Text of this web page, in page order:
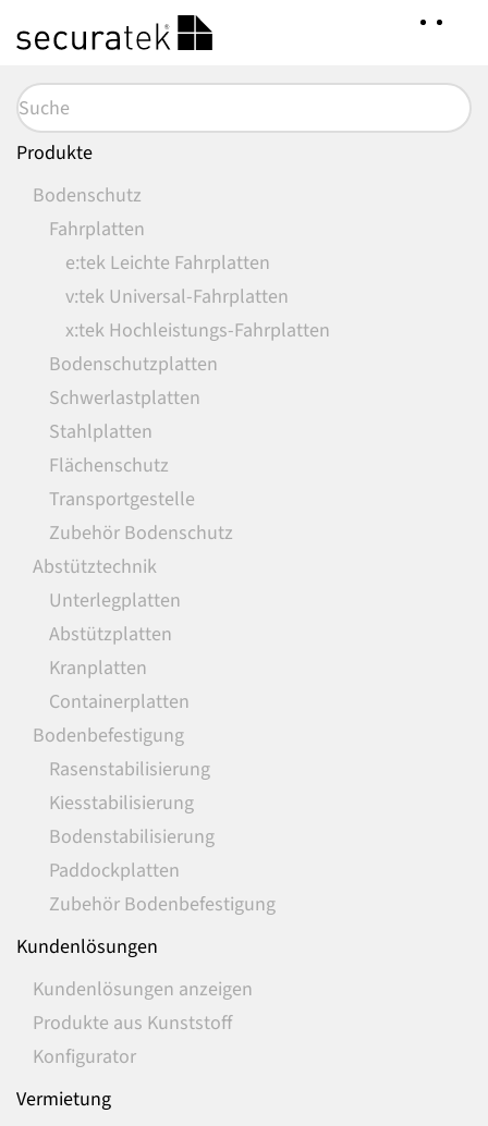
Hauptinhalt
springen
Produkte
Bodenschutz
Fahrplatten
e:tek Leichte Fahrplatten
v:tek Universal-Fahrplatten
x:tek Hochleistungs-Fahrplatten
Bodenschutzplatten
Schwerlastplatten
Stahlplatten
Flächenschutz
Transportgestelle
Zubehör Bodenschutz
Abstütztechnik
Unterlegplatten
Abstützplatten
Kranplatten
Containerplatten
Bodenbefestigung
Rasenstabilisierung
Kiesstabilisierung
Bodenstabilisierung
Paddockplatten
Zubehör Bodenbefestigung
Kundenlösungen
Kundenlösungen anzeigen
Produkte aus Kunststoff
Konfigurator
Vermietung